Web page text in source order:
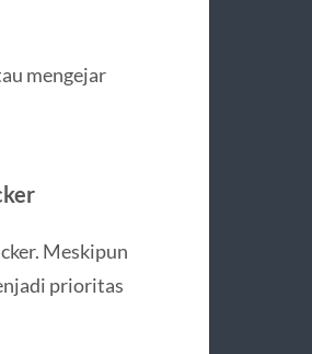
mengejar
Meskipun
prioritas